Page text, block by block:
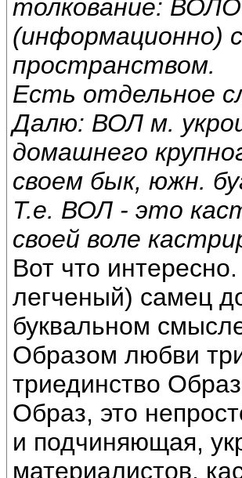
толкование:
(информационно)
пространством.
Есть отдельное
Далю: ВОЛ м.
домашнего
своем бык, южн.
Т.е. ВОЛ - это
своей воле
Вот что
легченый) самец
буквальном
Образом любви
триединство
Образ, это
и подчиняющая,
материалистов,